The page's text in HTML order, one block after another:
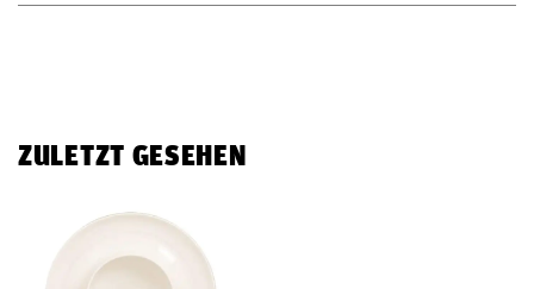
ZULETZT GESEHEN